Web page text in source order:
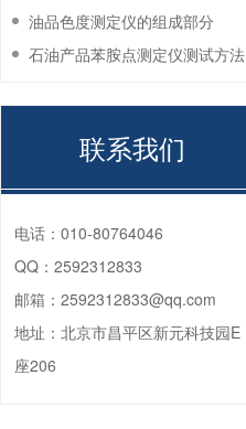
油品色度测定仪的组成部分
石油产品苯胺点测定仪测试方法
联系我们
电话： 010-80764046
QQ： 2592312833
邮箱： 2592312833@qq.com
地址： 北京市昌平区新元科技园E
座206